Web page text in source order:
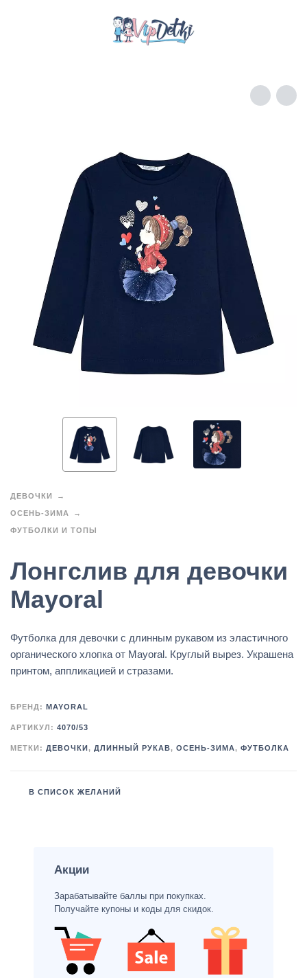
ДЕВОЧКИ
ОСЕНЬ-ЗИМА
ФУТБОЛКИ И ТОПЫ
Лонгслив для девочки
Mayoral
Футболка для девочки с длинным рукавом из эластичного
органического хлопка от Mayoral. Круглый вырез. Украшена
принтом, аппликацией и стразами.
БРЕНД: MAYORAL
АРТИКУЛ: 4070/53
МЕТКИ: ДЕВОЧКИ , ДЛИННЫЙ РУКАВ, ОСЕНЬ-ЗИМА, ФУТБОЛКА
В СПИСОК ЖЕЛАНИЙ
Акции
Зарабатывайте баллы при покупках.
Получайте купоны и коды для скидок.